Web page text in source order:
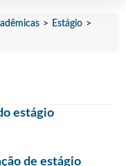
> Estágio >
estágio
de estágio